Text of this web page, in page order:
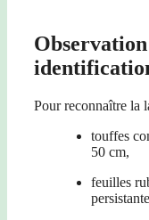
Pour reconnaître la
touffes
50 cm,
feuilles